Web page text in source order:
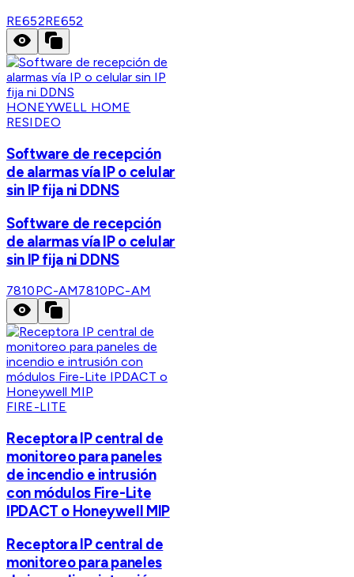
RE652RE652
HONEYWELL HOME
RESIDEO
Software de recepción
de alarmas vía IP o celular
sin IP fija ni DDNS
Software de recepción
de alarmas vía IP o celular
sin IP fija ni DDNS
7810PC-AM7810PC-AM
FIRE-LITE
Receptora IP central de
monitoreo para paneles
de incendio e intrusión
con módulos Fire-Lite
IPDACT o Honeywell MIP
Receptora IP central de
monitoreo para paneles